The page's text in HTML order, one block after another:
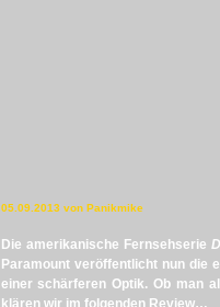
05.09.2013 von Panikmike
Die amerikanische Fernsehserie
Paramount veröffentlicht nun die
einer schärferen Optik. Ob man
klären wir im folgenden Review…